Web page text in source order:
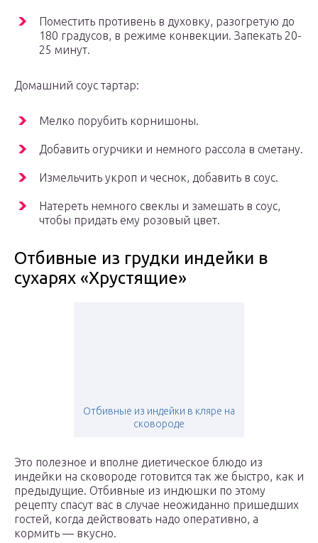
Поместить противень в духовку, разогретую до
180 градусов, в режиме конвекции. Запекать 20-
25 минут.
Домашний соус тартар:
Мелко порубить корнишоны.
Добавить огурчики и немного рассола в сметану.
Измельчить укроп и чеснок, добавить в соус.
Натереть немного свеклы и замешать в соус,
чтобы придать ему розовый цвет.
Отбивные из грудки индейки в
сухарях «Хрустящие»
Отбивные из индейки в кляре на
сковороде
Это полезное и вполне диетическое блюдо из
индейки на сковороде готовится так же быстро, как и
предыдущие. Отбивные из индюшки по этому
рецепту спасут вас в случае неожиданно пришедших
гостей, когда действовать надо оперативно, а
кормить — вкусно.